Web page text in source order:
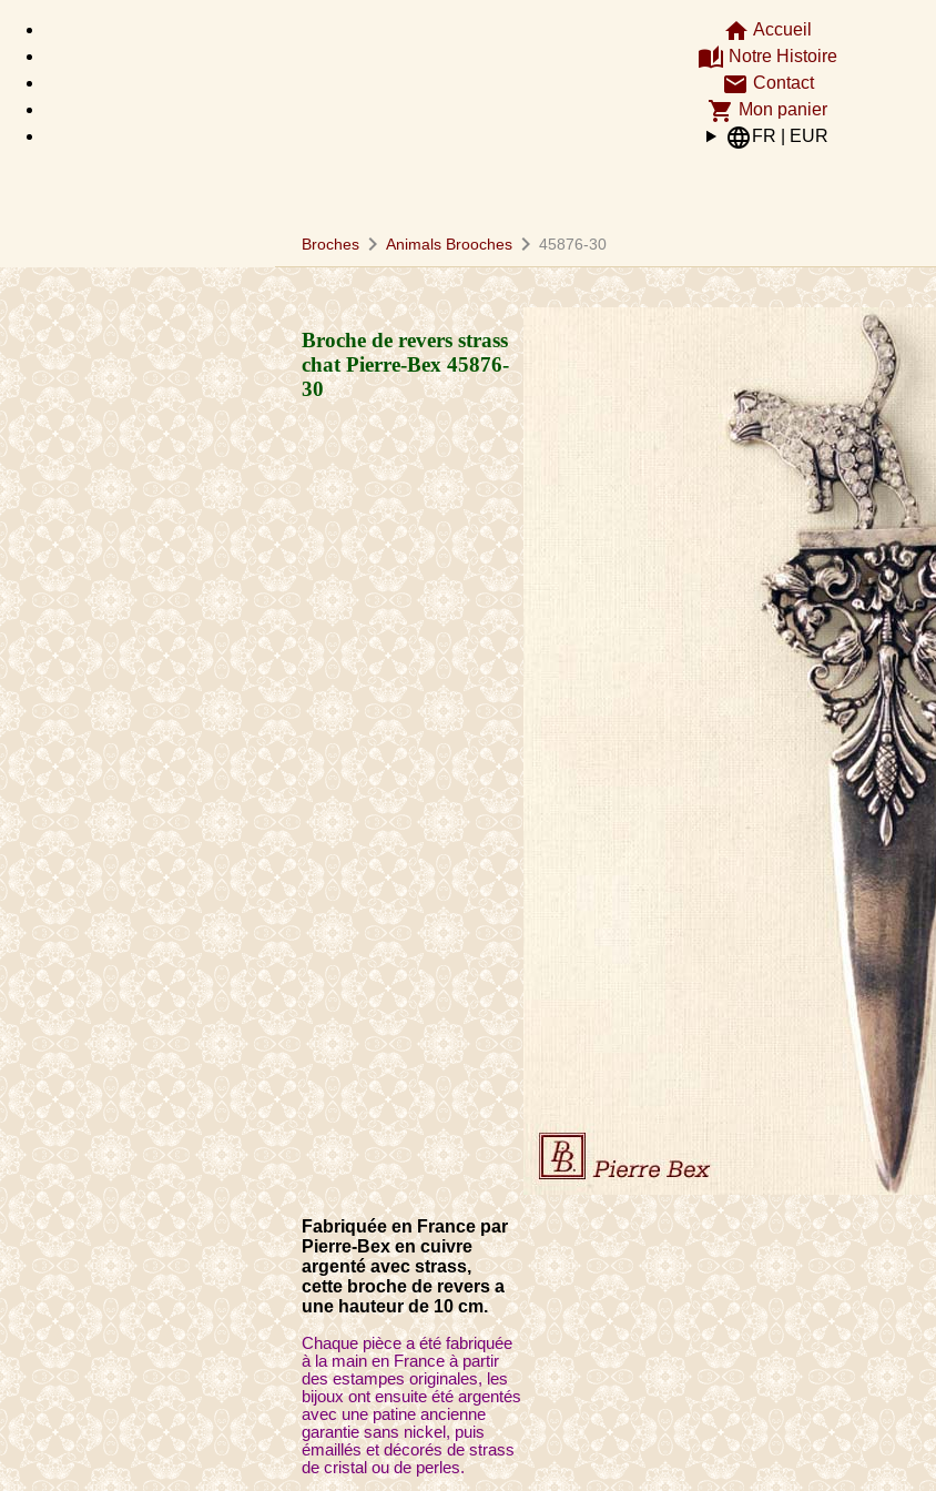
home Accueil
auto_stories Notre Histoire
email Contact
shopping_cart Mon panier
language FR | EUR
Broches chevron_right Animals Brooches chevron_right 45876-30
Broche de revers strass
chat Pierre-Bex45876-
30
Fabriquée en France par
Pierre-Bex en cuivre
argenté avec strass,
cette broche de revers a
une hauteur de 10 cm.
Chaque pièce a été fabriquée
à la main en France à partir
des estampes originales, les
bijoux ont ensuite été argentés
avec une patine ancienne
garantie sans nickel, puis
émaillés et décorés de strass
de cristal ou de perles.